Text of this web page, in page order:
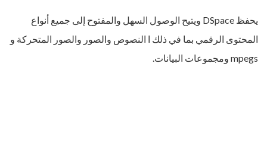
يحفظ DSpace ويتيح الوصول السهل والمفتوح إلى جميع أنواع
المحتوى الرقمي بما في ذلك ا النصوص والصور والصور المتحركة و
mpegs ومجموعات البيانات.